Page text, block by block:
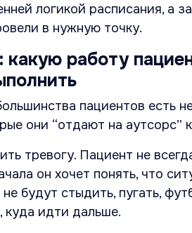
логикой расписания, а
в нужную точку.
какую работу
пациентов есть
они “отдают на аутсорс”
тревогу. Пациент не
он хочет понять, что
будут стыдить, пугать,
куда идти дальше.